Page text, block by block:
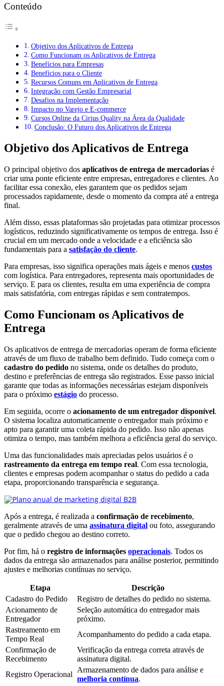
Conteúdo
Objetivo dos Aplicativos de Entrega
Como Funcionam os Aplicativos de Entrega
Benefícios para Empresas
Benefícios para o Cliente
Recursos Comuns em Aplicativos de Entrega
Integração com Gestão Empresarial
Desafios na Implementação
Impacto no Varejo e E-commerce
Cursos Online da Cirius Quality na Área da Qualidade
Conclusão: O Futuro dos Aplicativos de Entrega
Objetivo dos Aplicativos de Entrega
O principal objetivo dos aplicativos de entrega de mercadorias é
criar uma ponte eficiente entre empresas, entregadores e clientes. Ao
facilitar essa conexão, eles garantem que os pedidos sejam
processados rapidamente, desde o momento da compra até a entrega
final.
Além disso, essas plataformas são projetadas para otimizar processos
logísticos, reduzindo significativamente os tempos de entrega. Isso é
crucial em um mercado onde a velocidade e a eficiência são
fundamentais para a satisfação do cliente.
Para empresas, isso significa operações mais ágeis e menos custos
com logística. Para entregadores, representa mais oportunidades de
serviço. E para os clientes, resulta em uma experiência de compra
mais satisfatória, com entregas rápidas e sem contratempos.
Como Funcionam os Aplicativos de
Entrega
Os aplicativos de entrega de mercadorias operam de forma eficiente
através de um fluxo de trabalho bem definido. Tudo começa com o
cadastro do pedido no sistema, onde os detalhes do produto,
destino e preferências de entrega são registrados. Esse passo inicial
garante que todas as informações necessárias estejam disponíveis
para o próximo estágio do processo.
Em seguida, ocorre o acionamento de um entregador disponível.
O sistema localiza automaticamente o entregador mais próximo e
apto para garantir uma coleta rápida do pedido. Isso não apenas
otimiza o tempo, mas também melhora a eficiência geral do serviço.
Uma das funcionalidades mais apreciadas pelos usuários é o
rastreamento da entrega em tempo real. Com essa tecnologia,
clientes e empresas podem acompanhar o status do pedido a cada
etapa, proporcionando transparência e segurança.
Após a entrega, é realizada a confirmação de recebimento,
geralmente através de uma assinatura digital ou foto, assegurando
que o pedido chegou ao destino correto.
Por fim, há o registro de informações operacionais. Todos os
dados da entrega são armazenados para análise posterior, permitindo
ajustes e melhorias contínuas no serviço.
Etapa
Descrição
Cadastro do Pedido
Registro de detalhes do pedido no sistema.
Acionamento de
Entregador
Seleção automática do entregador mais
próximo.
Rastreamento em
Tempo Real
Acompanhamento do pedido a cada etapa.
Confirmação de
Recebimento
Verificação da entrega correta através de
assinatura digital.
Registro Operacional
Armazenamento de dados para análise e
melhoria contínua.